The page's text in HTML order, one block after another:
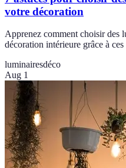
votre décoration
Apprenez comment choisir des
décoration intérieure grâce à
luminairesdéco
Aug 1